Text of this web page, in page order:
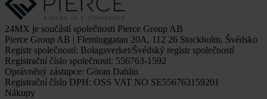
24MX je součástí společnosti Pierce Group AB
Pierce Group AB | Fleminggatan 20A, 112 26 Stockholm, Švédsko
Registr společností: Bolagsverket/Švédský registr společností
Registrační číslo společnosti: 556763-1592
Oprávněný zástupce: Göran Dahlin
Registrační číslo DPH: OSS VAT NO SE556763159201
Nákupy